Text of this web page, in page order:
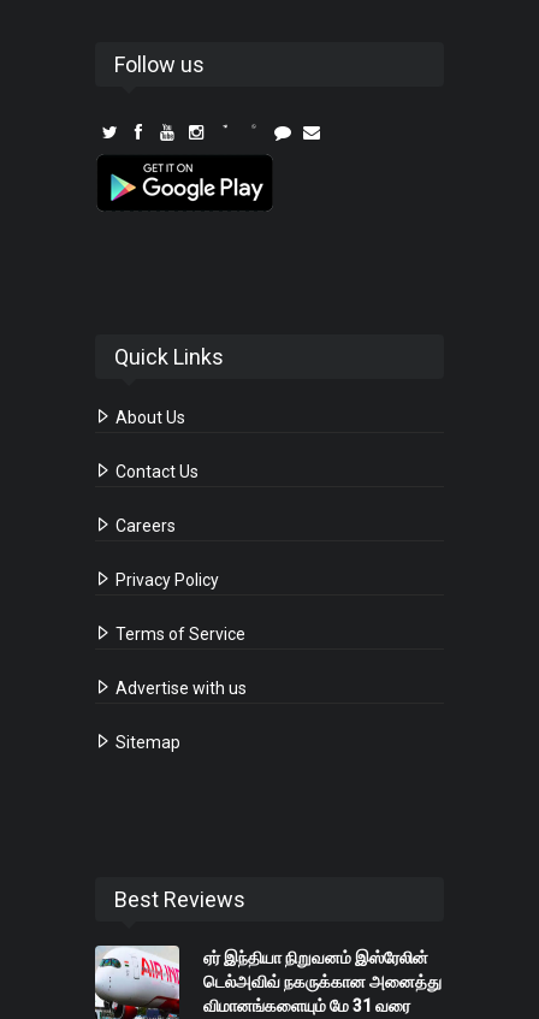
Follow us
Quick Links
About Us
Contact Us
Careers
Privacy Policy
Terms of Service
Advertise with us
Sitemap
Best Reviews
ஏர் இந்தியா நிறுவனம் இஸ்ரேலின்
டெல்அவிவ் நகருக்கான அனைத்து
விமானங்களையும் மே 31 வரை